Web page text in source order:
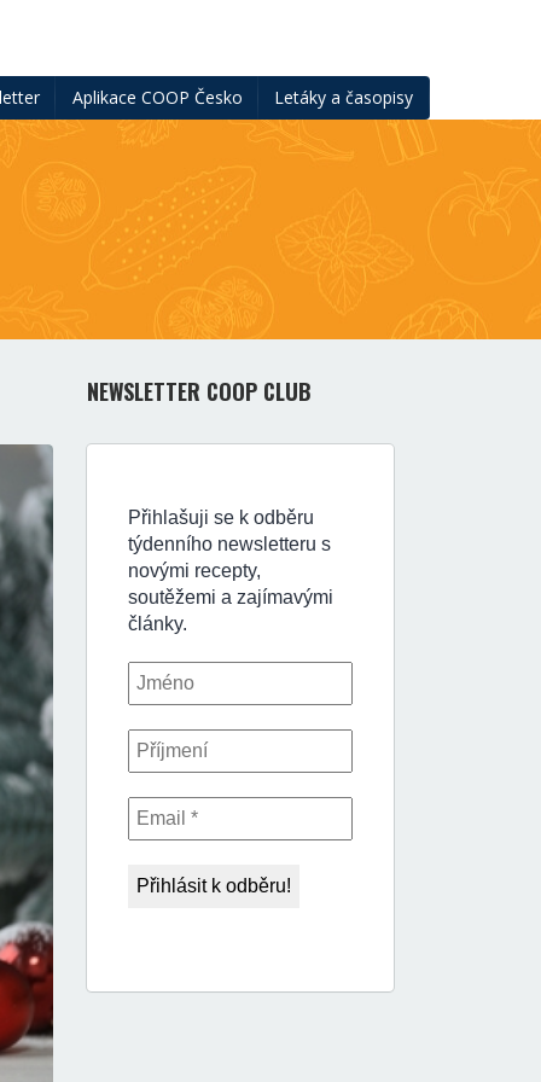
Aplikace COOP Česko Letáky a časopisy
NEWSLETTER COOP CLUB